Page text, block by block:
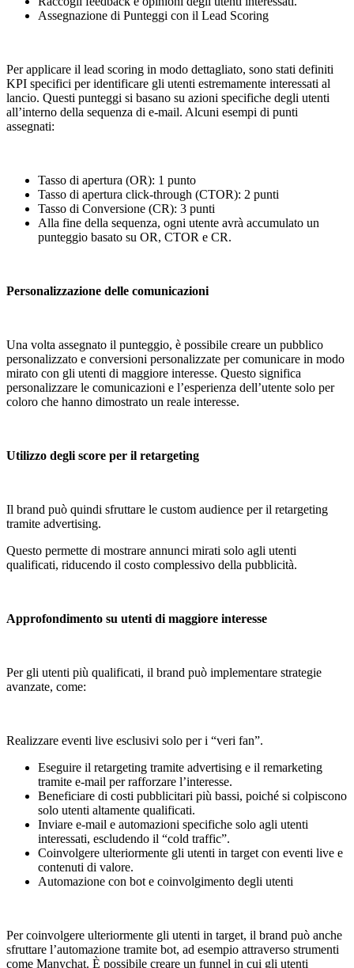
Assegnazione di Punteggi con il Lead Scoring
Per applicare il lead scoring in modo dettagliato, sono stati definiti
KPI specifici per identificare gli utenti estremamente interessati al
lancio. Questi punteggi si basano su azioni specifiche degli utenti
all’interno della sequenza di e-mail. Alcuni esempi di punti
assegnati:
Tasso di apertura (OR): 1 punto
Tasso di apertura click-through (CTOR): 2 punti
Tasso di Conversione (CR): 3 punti
Alla fine della sequenza, ogni utente avrà accumulato un
punteggio basato su OR, CTOR e CR.
Personalizzazione delle comunicazioni
Una volta assegnato il punteggio, è possibile creare un pubblico
personalizzato e conversioni personalizzate per comunicare in modo
mirato con gli utenti di maggiore interesse. Questo significa
personalizzare le comunicazioni e l’esperienza dell’utente solo per
coloro che hanno dimostrato un reale interesse.
Utilizzo degli score per il retargeting
Il brand può quindi sfruttare le custom audience per il retargeting
tramite advertising.
Questo permette di mostrare annunci mirati solo agli utenti
qualificati, riducendo il costo complessivo della pubblicità.
Approfondimento su utenti di maggiore interesse
Per gli utenti più qualificati, il brand può implementare strategie
avanzate, come:
Realizzare eventi live esclusivi solo per i “veri fan”.
Eseguire il retargeting tramite advertising e il remarketing
tramite e-mail per rafforzare l’interesse.
Beneficiare di costi pubblicitari più bassi, poiché si colpiscono
solo utenti altamente qualificati.
Inviare e-mail e automazioni specifiche solo agli utenti
interessati, escludendo il “cold traffic”.
Coinvolgere ulteriormente gli utenti in target con eventi live e
contenuti di valore.
Automazione con bot e coinvolgimento degli utenti
Per coinvolgere ulteriormente gli utenti in target, il brand può anche
sfruttare l’automazione tramite bot, ad esempio attraverso strumenti
come Manychat. È possibile creare un funnel in cui gli utenti